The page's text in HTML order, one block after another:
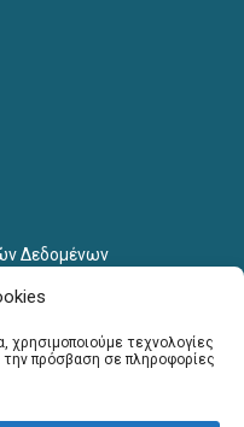
χρησιμοποιούμε τεχνολογίες
πρόσβαση σε πληροφορίες
Δεδομένων